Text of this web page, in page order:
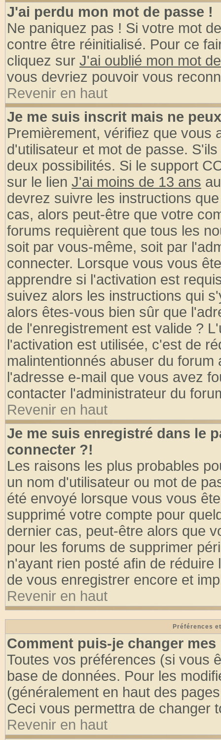
J'ai perdu mon mot de passe !
Ne paniquez pas ! Si votre mot
contre être réinitialisé. Pour ce
cliquez sur J'ai oublié mon mot
vous devriez pouvoir vous
Revenir en haut
Je me suis inscrit mais ne
Premièrement, vérifiez que vous
d'utilisateur et mot de passe.
deux possibilités. Si le support
sur le lien J'ai moins de 13 ans
devrez suivre les instructions
cas, alors peut-être que votre
forums requièrent que tous les
soit par vous-même, soit par
connecter. Lorsque vous vous
apprendre si l'activation est
suivez alors les instructions qui
alors êtes-vous bien sûr que
de l'enregistrement est valide ?
l'activation est utilisée, c'est de
malintentionnés abuser du
l'adresse e-mail que vous avez
contacter l'administrateur du
Revenir en haut
Je me suis enregistré dans le
connecter ?!
Les raisons les plus probables
un nom d'utilisateur ou mot de
été envoyé lorsque vous vous
supprimé votre compte pour
dernier cas, peut-être alors que
pour les forums de supprimer
n'ayant rien posté afin de
de vous enregistrer encore et
Revenir en haut
Préférences
Comment puis-je changer mes
Toutes vos préférences (si vous
base de données. Pour les
(généralement en haut des
Ceci vous permettra de changer
Revenir en haut